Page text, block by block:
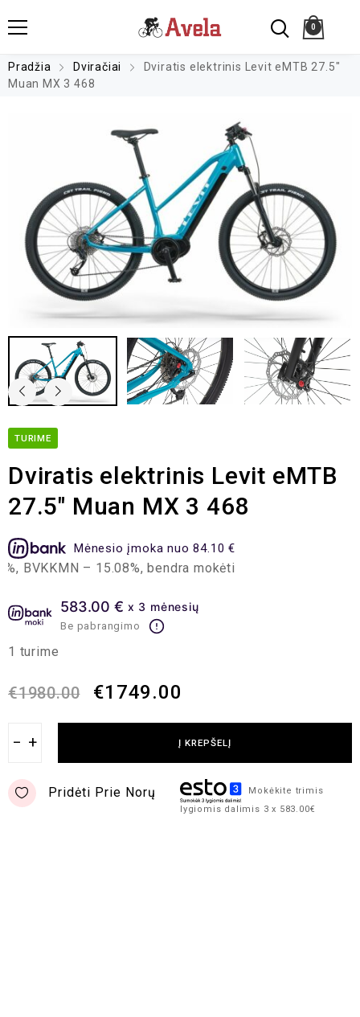
0
Pradžia Dviračiai
Dviratis elektrinis Levit eMTB 27.5″
Muan MX 3 468
TURIME
Dviratis elektrinis Levit eMTB
27.5″ Muan MX 3 468
Mėnesio įmoka nuo 84.10 €
– 15.08%, bendra mokėtina suma – 2,018.25 EUR,
583.00 € x 3 mėnesių
Be pabrangimo
1 turime
€1980.00 €1749.00
− + Į KREPŠELĮ
Pridėti Prie Norų
Mokėkite trimis
lygiomis dalimis 3 x 583.00€